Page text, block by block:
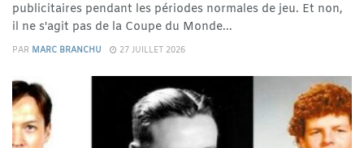
publicitaires pendant les périodes normales de jeu. Et non,
il ne s'agit pas de la Coupe du Monde...
PAR MARC BRANCHU 27 JUILLET 2026